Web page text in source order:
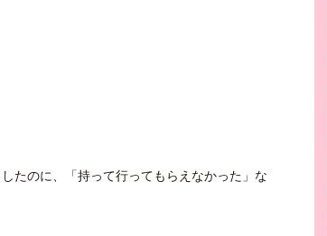
たのに、「持って行ってもらえなかった」な